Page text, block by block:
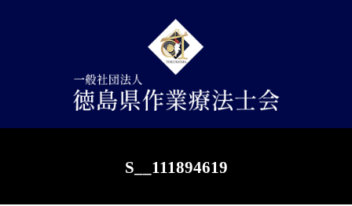
S__111894619